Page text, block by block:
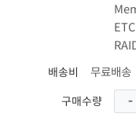
배송비
무료배송
구매수량